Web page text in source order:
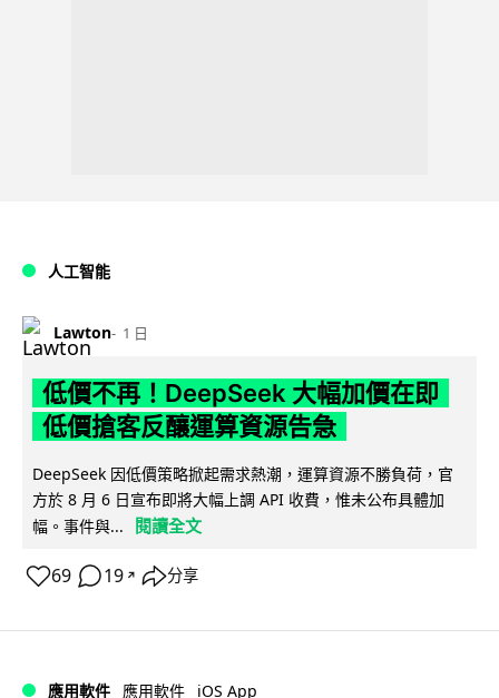
人工智能
Lawton 1 日
低價不再！DeepSeek 大幅加價在即
低價搶客反釀運算資源告急
DeepSeek 因低價策略掀起需求熱潮，運算資源不勝負荷，官
方於 8 月 6 日宣布即將大幅上調 API 收費，惟未公布具體加
幅。事件與...
閱讀全文
69 19 ↗ 分享
應用軟件 應用軟件 iOS App